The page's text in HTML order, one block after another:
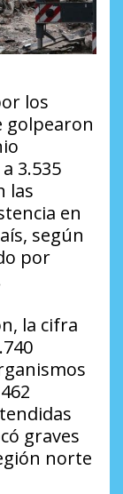
los
golpearon
3.535
las
en
según
por
la cifra
graves
norte